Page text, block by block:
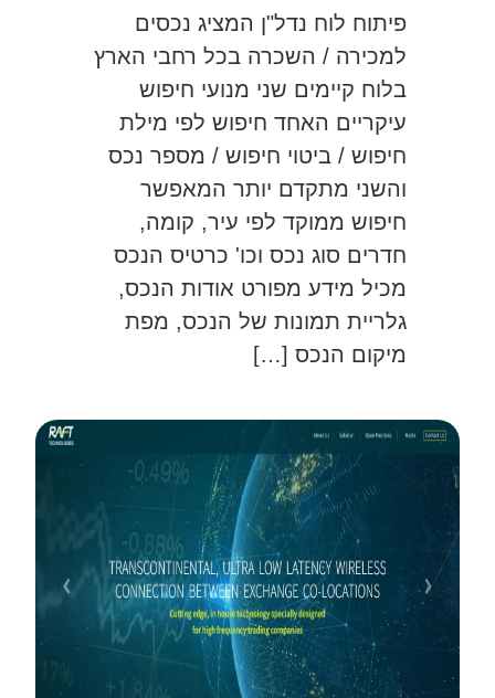
פיתוח לוח נדל"ן המציג נכסים
למכירה / השכרה בכל רחבי הארץ
בלוח קיימים שני מנועי חיפוש
עיקריים האחד חיפוש לפי מילת
חיפוש / ביטוי חיפוש / מספר נכס
והשני מתקדם יותר המאפשר
חיפוש ממוקד לפי עיר, קומה,
חדרים סוג נכס וכו' כרטיס הנכס
מכיל מידע מפורט אודות הנכס,
גלריית תמונות של הנכס, מפת
מיקום הנכס […]